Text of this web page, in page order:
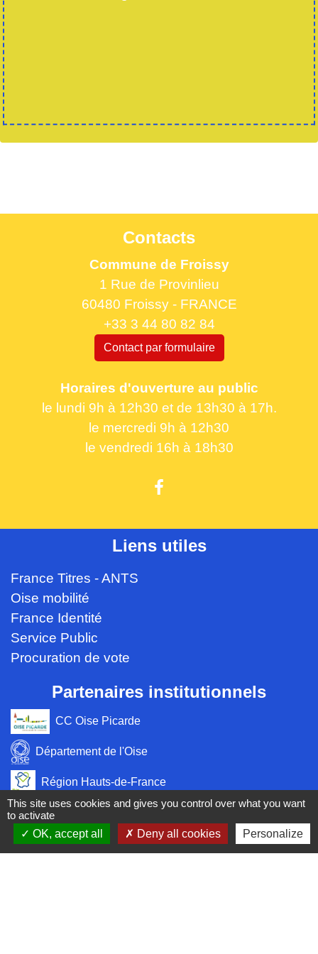
Contacts
Commune de Froissy
1 Rue de Provinlieu
60480 Froissy - FRANCE
+33 3 44 80 82 84
Contact par formulaire
Horaires d'ouverture au public
le lundi 9h à 12h30 et de 13h30 à 17h.
le mercredi 9h à 12h30
le vendredi 16h à 18h30
Liens utiles
France Titres - ANTS
Oise mobilité
France Identité
Service Public
Procuration de vote
Partenaires institutionnels
CC Oise Picarde
Département de l'Oise
Région Hauts-de-France
Préfecture de l'Oise
Site réalisé par KOM Conseil
This site uses cookies and gives you control over what you want
to activate
OK, accept all
Deny all cookies Personalize